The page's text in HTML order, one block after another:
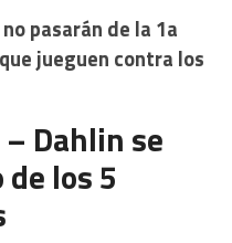
no pasarán de la 1a
jueguen contra los
– Dahlin se
los 5